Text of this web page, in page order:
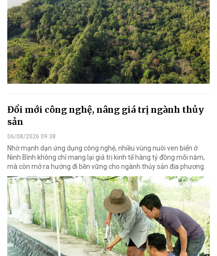
Đổi mới công nghệ, nâng giá trị ngành thủy
sản
06/08/2026 09:38
Nhờ mạnh dạn ứng dụng công nghệ, nhiều vùng nuôi ven biển ở
Ninh Bình không chỉ mang lại giá trị kinh tế hàng tỷ đồng mỗi năm,
mà còn mở ra hướng đi bền vững cho ngành thủy sản địa phương.